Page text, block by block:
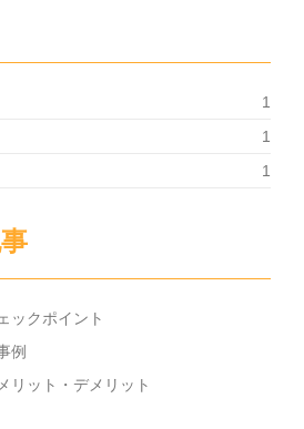
1
1
1
ックポイント
例
リット・デメリット